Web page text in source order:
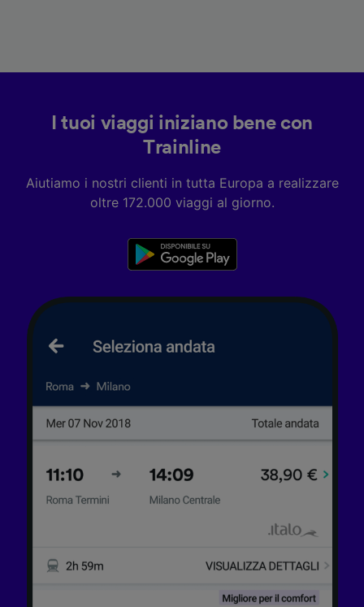
I tuoi viaggi iniziano bene con
Trainline
Aiutiamo i nostri clienti in tutta Europa a realizzare
oltre 172.000 viaggi al giorno.